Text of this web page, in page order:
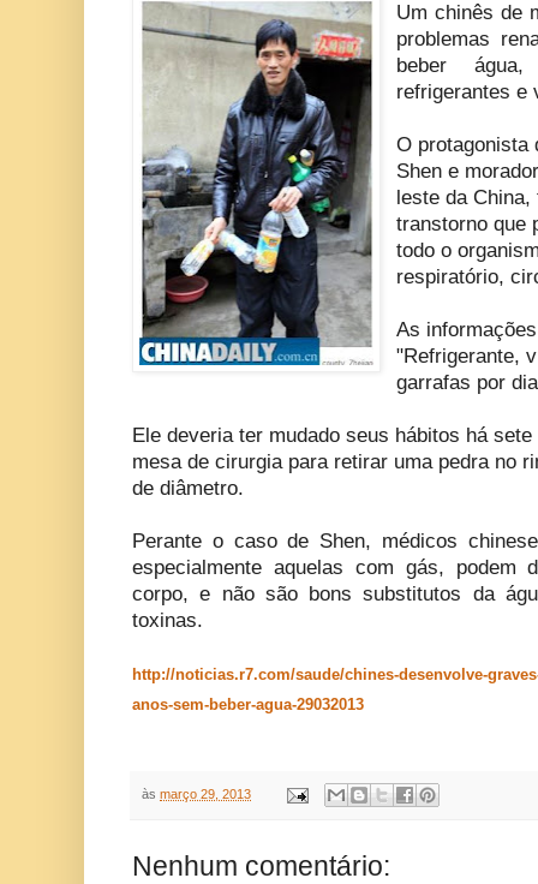
Um chinês de
problemas
beber
refrigerantes e
O protagonista
Shen e
leste da
transtorno que
todo o
respiratório,
As
"Refrigerante,
garrafas por
Ele deveria ter mudado seus hábitos há
mesa de cirurgia para retirar uma pedra no
de diâmetro.
Perante o caso de Shen, médicos
especialmente aquelas com gás,
corpo, e não são bons substitutos da
toxinas.
http://noticias.r7.com/saude/chines-desenvolve-
anos-sem-beber-agua-29032013
às março 29, 2013
Nenhum comentário: